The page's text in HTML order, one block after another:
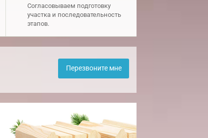
Согласовываем подготовку
участка и последовательность
этапов.
Перезвоните мне